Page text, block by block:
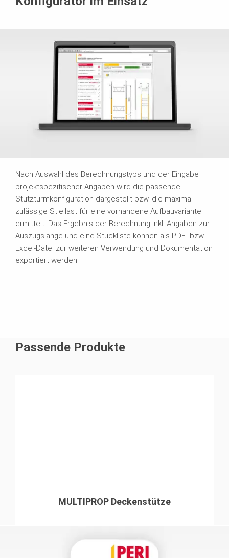
Nach Auswahl des Berechnungstyps und der Eingabe
projektspezifischer Angaben wird die passende
Stützturmkonfiguration dargestellt bzw. die maximal
zulässige Stiellast für eine vorhandene Aufbauvariante
ermittelt. Das Ergebnis der Berechnung inkl. Angaben zur
Auszugslänge und eine Stückliste können als PDF- bzw.
Excel-Datei zur weiteren Verwendung und Dokumentation
exportiert werden.
Passende Produkte
MULTIPROP Deckenstütze